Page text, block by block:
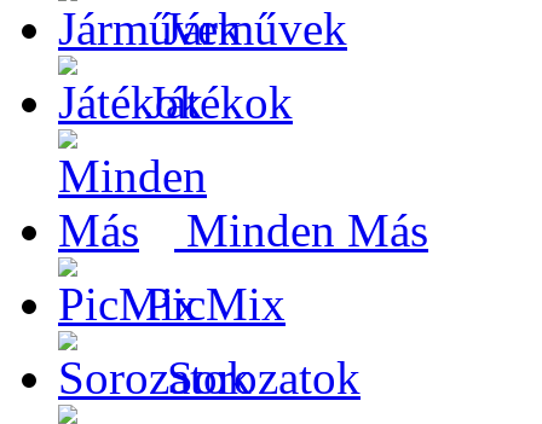
Járművek
Játékok
Minden Más
PicMix
Sorozatok